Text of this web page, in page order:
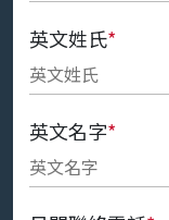
英文姓氏*
英文名字*